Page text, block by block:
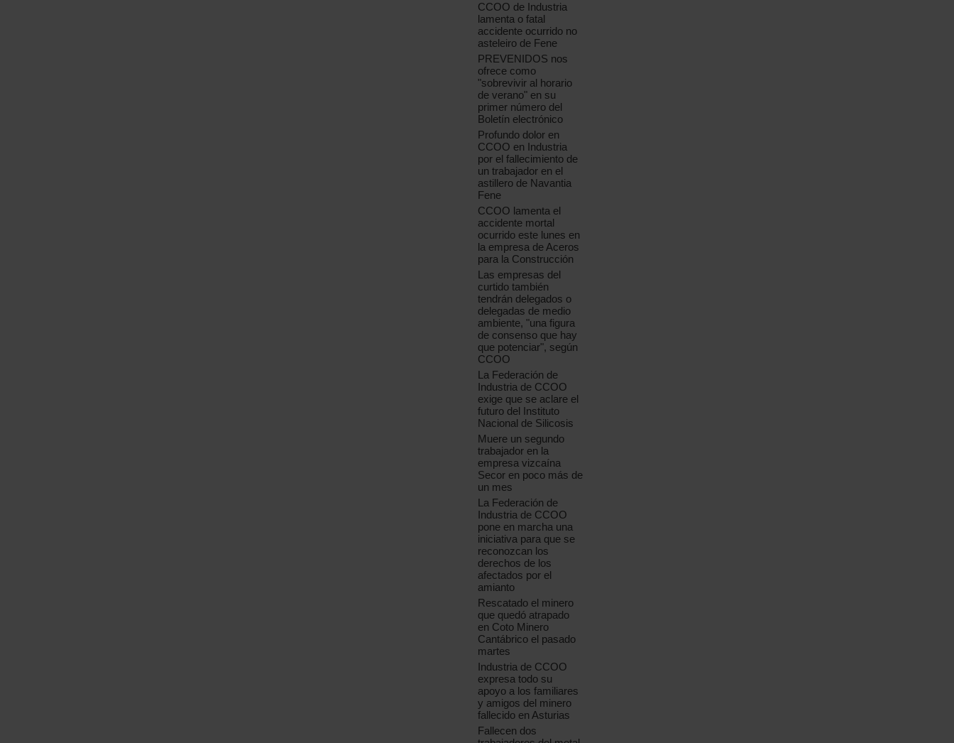
CCOO de Industria
lamenta o fatal
accidente ocurrido no
asteleiro de Fene
PREVENIDOS nos
ofrece como
"sobrevivir al horario
de verano" en su
primer número del
Boletín electrónico
Profundo dolor en
CCOO en Industria
por el fallecimiento de
un trabajador en el
astillero de Navantia
Fene
CCOO lamenta el
accidente mortal
ocurrido este lunes en
la empresa de Aceros
para la Construcción
Las empresas del
curtido también
tendrán delegados o
delegadas de medio
ambiente, "una figura
de consenso que hay
que potenciar", según
CCOO
La Federación de
Industria de CCOO
exige que se aclare el
futuro del Instituto
Nacional de Silicosis
Muere un segundo
trabajador en la
empresa vizcaína
Secor en poco más de
un mes
La Federación de
Industria de CCOO
pone en marcha una
iniciativa para que se
reconozcan los
derechos de los
afectados por el
amianto
Rescatado el minero
que quedó atrapado
en Coto Minero
Cantábrico el pasado
martes
Industria de CCOO
expresa todo su
apoyo a los familiares
y amigos del minero
fallecido en Asturias
Fallecen dos